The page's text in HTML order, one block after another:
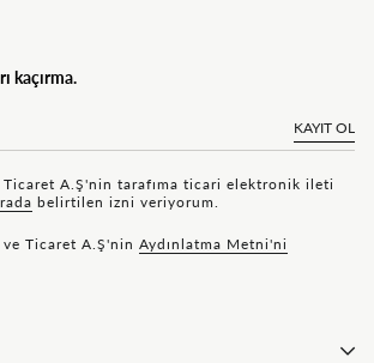
kaçırma.
KAYIT OL
Ticaret A.Ş'nin tarafıma ticari elektronik ileti
belirtilen izni veriyorum.
Ticaret A.Ş'nin Aydınlatma Metni'ni